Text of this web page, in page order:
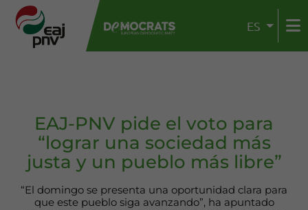
ES
EAJ-PNV pide el voto para
“lograr una sociedad más
justa y un pueblo más libre”
“El domingo se presenta una oportunidad clara para
que este pueblo siga avanzando”, ha apuntado